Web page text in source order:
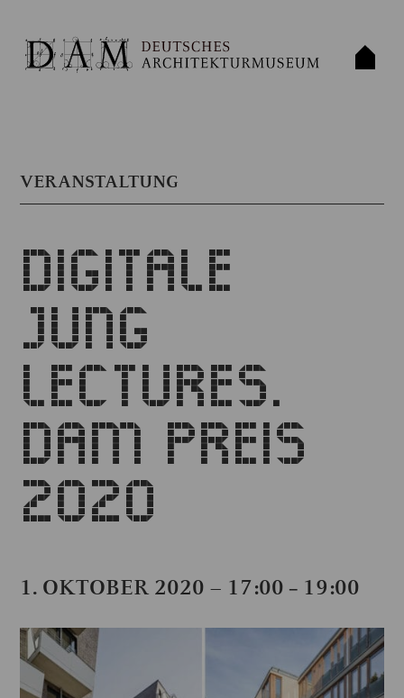
VERANSTALTUNG
DIGITALE
JUNG
LECTURES.
DAM PREIS
2020
1. OKTOBER 2020 – 17:00 – 19:00